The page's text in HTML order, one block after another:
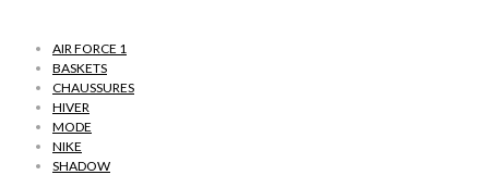
AIR FORCE 1
BASKETS
CHAUSSURES
HIVER
MODE
NIKE
SHADOW